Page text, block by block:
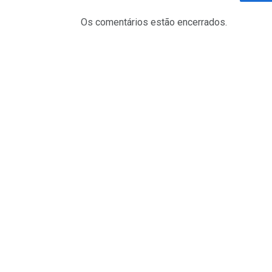
Os comentários estão encerrados.